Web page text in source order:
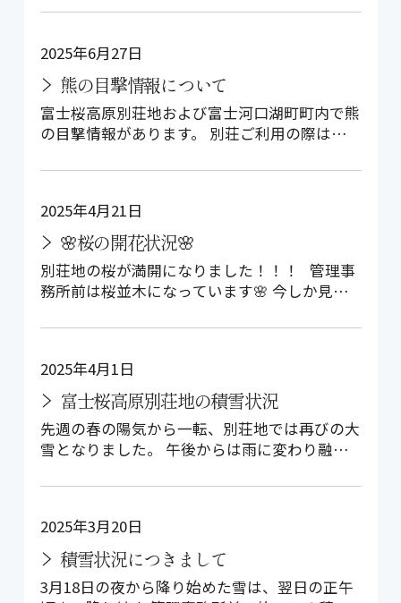
2025年6月27日
熊の目撃情報について
富士桜高原別荘地および富士河口湖町町内で熊
の目撃情報があります。 別荘ご利用の際はご
2025年4月21日
🌸桜の開花状況🌸
別荘地の桜が満開になりました！！！ 管理事
務所前は桜並木になっています🌸 今しか見れ
2025年4月1日
富士桜高原別荘地の積雪状況
先週の春の陽気から一転、別荘地では再びの大
雪となりました。 午後からは雨に変わり融雪
2025年3月20日
積雪状況につきまして
3月18日の夜から降り始めた雪は、翌日の正午